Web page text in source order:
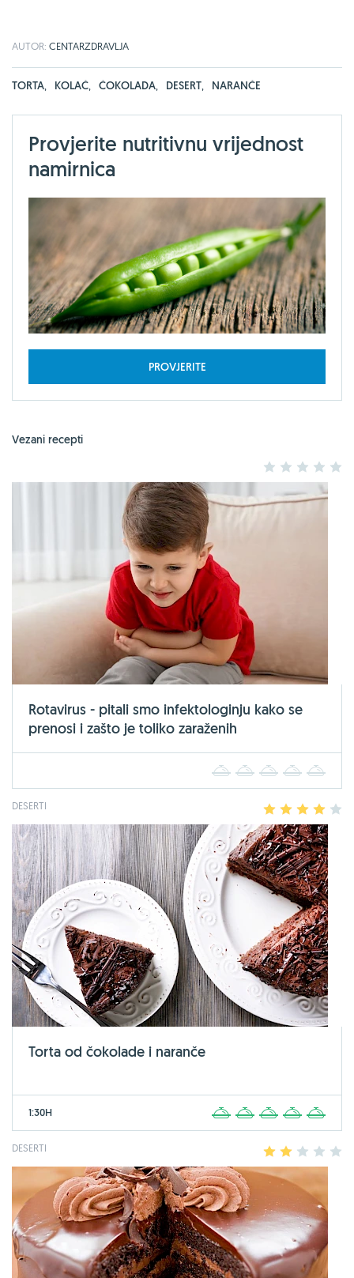
AUTOR: CENTARZDRAVLJA
TORTA, KOLAČ, ČOKOLADA, DESERT, NARANČE
Provjerite nutritivnu vrijednost
namirnica
PROVJERITE
Vezani recepti
2 3 4
Rotavirus - pitali smo infektologinju kako se
prenosi i zašto je toliko zaraženih
2 3 4
DESERTI 2 3 4
Torta od čokolade i naranče
1:30H 2 3 4
DESERTI 2 3 4